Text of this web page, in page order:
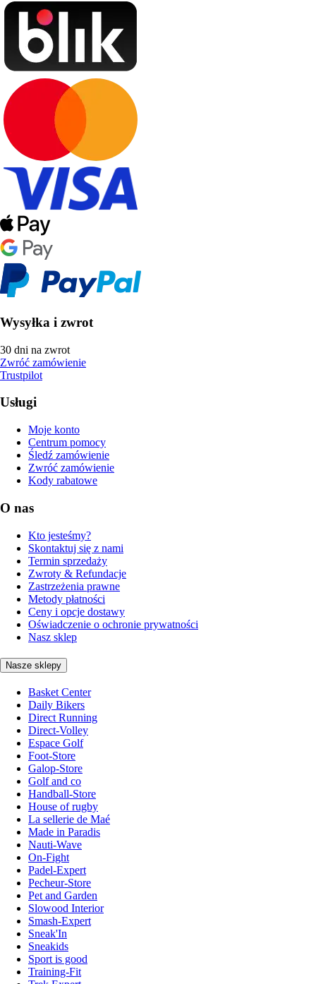
Wysyłka i zwrot
30 dni na zwrot
Zwróć zamówienie
Trustpilot
Usługi
Moje konto
Centrum pomocy
Śledź zamówienie
Zwróć zamówienie
Kody rabatowe
O nas
Kto jesteśmy?
Skontaktuj się z nami
Termin sprzedaży
Zwroty & Refundacje
Zastrzeżenia prawne
Metody płatności
Ceny i opcje dostawy
Oświadczenie o ochronie prywatności
Nasz sklep
Nasze sklepy
Basket Center
Daily Bikers
Direct Running
Direct-Volley
Espace Golf
Foot-Store
Galop-Store
Golf and co
Handball-Store
House of rugby
La sellerie de Maé
Made in Paradis
Nauti-Wave
On-Fight
Padel-Expert
Pecheur-Store
Pet and Garden
Slowood Interior
Smash-Expert
Sneak'In
Sneakids
Sport is good
Training-Fit